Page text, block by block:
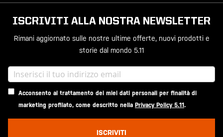
ISCRIVITI ALLA NOSTRA NEWSLETTER
Rimani aggiornato sulle nostre ultime offerte, nuovi prodotti e
storie dal mondo 5.11
Acconsento al trattamento dei miei dati personali per finalità di
marketing profilato, come descritto nella Privacy Policy 5.11.
ISCRIVITI